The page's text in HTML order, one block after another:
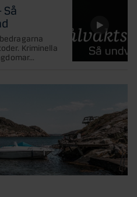
Kriminella